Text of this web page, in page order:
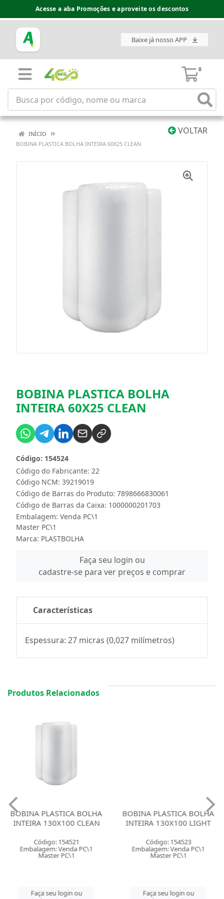
Acesse a aba Promoções e aproveite os descontos
Baixe já nosso APP
0
VOLTAR
INÍCIO
BOBINA PLASTICA BOLHA INTEIRA 60X25 CLEAN
BOBINA PLASTICA BOLHA
INTEIRA 60X25 CLEAN
Código do Fabricante: 22
Código: 154524
Código NCM: 39219019
Código de Barras do Produto: 7898666830061
Código de Barras da Caixa: 1000000201703
Embalagem: Venda PC\1
Master PC\1
Marca: PLASTBOLHA
Faça seu login ou
cadastre-se para ver preços e comprar
Características
Espessura: 27 micras (0,027 milímetros)
Produtos Relacionados
BOBINA PLASTICA BOLHA
INTEIRA 130X100 CLEAN
Código: 154521
Embalagem: Venda PC\1
Master PC\1
Faça seu login ou
BOBINA PLASTICA BOLHA
INTEIRA 130X100 LIGHT
Código: 154523
Embalagem: Venda PC\1
Master PC\1
Faça seu login ou